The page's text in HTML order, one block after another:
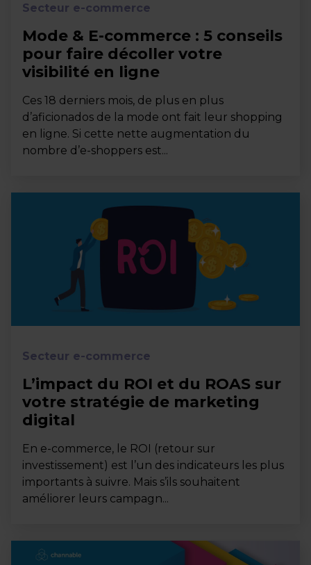
Secteur e-commerce
Mode & E-commerce : 5 conseils
pour faire décoller votre
visibilité en ligne
Ces 18 derniers mois, de plus en plus
d’aficionados de la mode ont fait leur shopping
en ligne. Si cette nette augmentation du
nombre d’e-shoppers est...
Secteur e-commerce
L’impact du ROI et du ROAS sur
votre stratégie de marketing
digital
En e-commerce, le ROI (retour sur
investissement) est l’un des indicateurs les plus
importants à suivre. Mais s’ils souhaitent
améliorer leurs campagn...